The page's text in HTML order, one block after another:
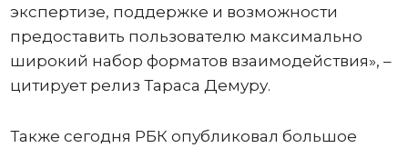
экспертизе, поддержке и возможности
предоставить пользователю максимально
широкий набор форматов взаимодействия», –
цитирует релиз Тараса Демуру.
Также сегодня РБК опубликовал большое